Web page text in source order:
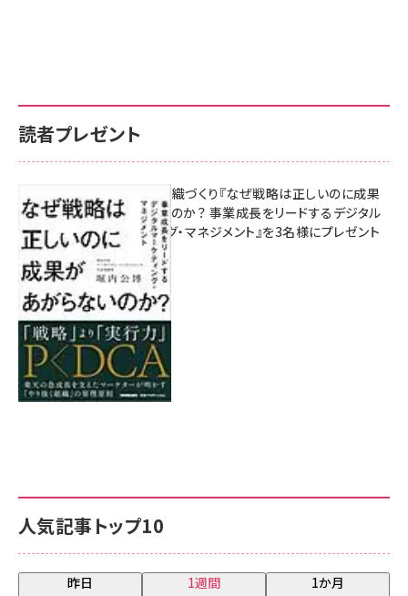
人気記事トップ10
昨日 1週間 1か月
読者プレゼント
成果を生む組織づくり『なぜ戦略は正しいのに成果
があがらないのか？ 事業成長をリードするデジタル
マーケティング・マネジメント』を3名様にプレゼント
8月7日 10:00